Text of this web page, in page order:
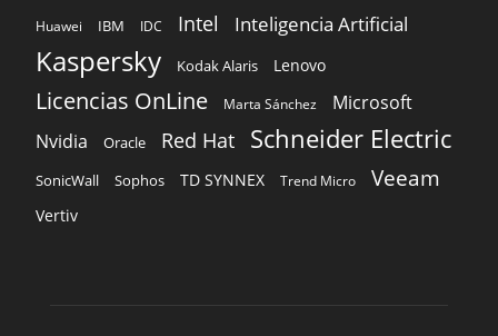
Huawei IBM IDC Intel Inteligencia Artificial
Kaspersky Kodak Alaris Lenovo
Licencias OnLine Marta Sánchez
Microsoft
Nvidia
Oracle Red Hat Schneider Electric
SonicWall Sophos TD SYNNEX Trend Micro Veeam
Vertiv